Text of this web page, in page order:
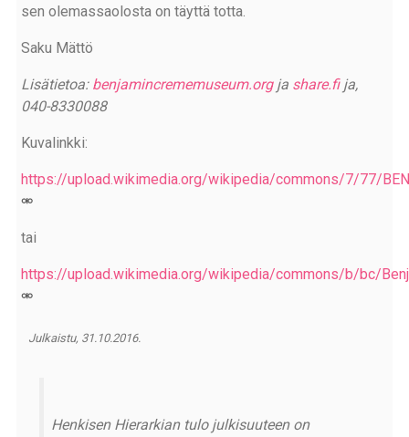
sen olemassaolosta on täyttä totta.
Saku Mättö
Lisätietoa: benjamincrememuseum.orgja share.fija,
040-8330088
Kuvalinkki:
https://upload.wikimedia.org/wikipedia/commons/7/77/
tai
https://upload.wikimedia.org/wikipedia/commons/b/bc/
Julkaistu, 31.10.2016.
Henkisen Hierarkian tulo julkisuuteen on